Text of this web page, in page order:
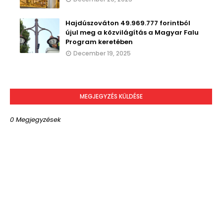
Hajdúszováton 49.969.777 forintból
újul meg a közvilágítás a Magyar Falu
Program keretében
December 19, 2025
MEGJEGYZÉS KÜLDÉSE
0 Megjegyzések